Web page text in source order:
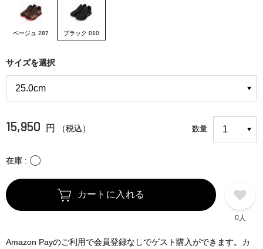
ベージュ 287 ブラック 010
サイズを選択
15,950 円 （税込） 数量
在庫 〇
カートに入れる
0人
Amazon Payのご利用で会員登録なしでゲスト購入ができます。カ